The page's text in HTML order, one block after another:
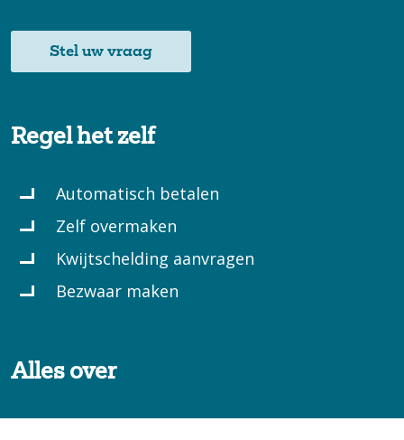
Stel uw vraag
Regel het zelf
Automatisch betalen
Zelf overmaken
Kwijtschelding aanvragen
Bezwaar maken
Alles over